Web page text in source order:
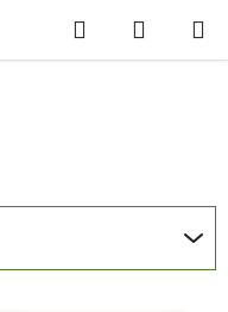
Hledat
KOŠÍK